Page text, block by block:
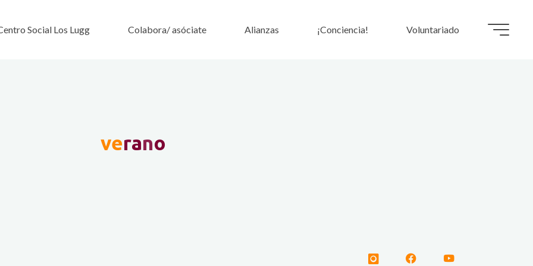
Social Los Lugg Colabora/ asóciate Alianzas ¡Conciencia! Voluntariado
verano